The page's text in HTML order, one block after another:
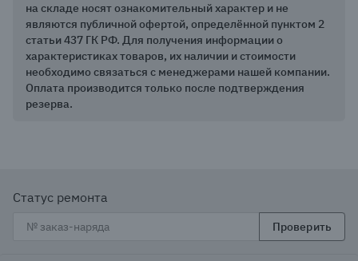
на складе носят ознакомительный характер и не
являются публичной офертой, определённой пунктом 2
статьи 437 ГК РФ. Для получения информации о
характеристиках товаров, их наличии и стоимости
необходимо связаться с менеджерами нашей компании.
Оплата производится только после подтверждения
резерва.
Статус ремонта
Проверить